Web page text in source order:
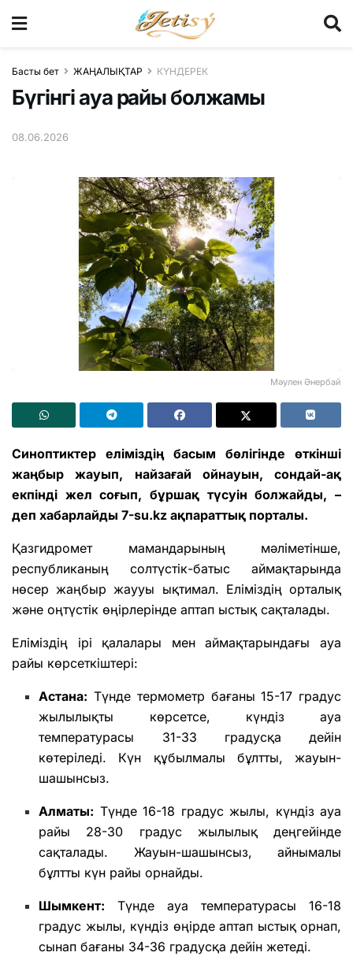
Басты бет ЖАҢАЛЫҚТАР КҮНДЕРЕК
Бүгінгі ауа райы болжамы
08.06.2026
Мәулен Әнербай
Синоптиктер еліміздің басым бөлігінде өткінші
жаңбыр жауып, найзағай ойнауын, сондай-ақ
екпінді жел соғып, бұршақ түсуін болжайды, –
деп хабарлайды 7-su.kz ақпараттық порталы.
Қазгидромет мамандарының мәліметінше,
республиканың солтүстік-батыс аймақтарында
нөсер жаңбыр жаууы ықтимал. Еліміздің орталық
және оңтүстік өңірлерінде аптап ыстық сақталады.
Еліміздің ірі қалалары мен аймақтарындағы ауа
райы көрсеткіштері:
Астана: Түнде термометр бағаны 15-17 градус
жылылықты көрсетсе, күндіз ауа
температурасы 31-33 градусқа дейін
көтеріледі. Күн құбылмалы бұлтты, жауын-
шашынсыз.
Алматы: Түнде 16-18 градус жылы, күндіз ауа
райы 28-30 градус жылылық деңгейінде
сақталады. Жауын-шашынсыз, айнымалы
бұлтты күн райы орнайды.
Шымкент: Түнде ауа температурасы 16-18
градус жылы, күндіз өңірде аптап ыстық орнап,
сынап бағаны 34-36 градусқа дейін жетеді.